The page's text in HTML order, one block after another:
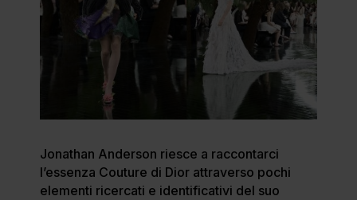
Jonathan Anderson riesce a raccontarci
l’essenza Couture di Dior attraverso pochi
elementi ricercati e identificativi del suo